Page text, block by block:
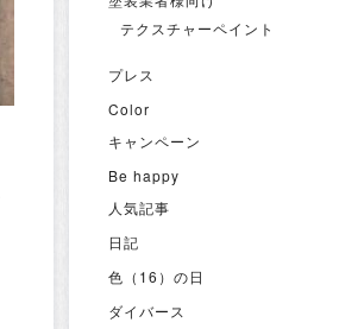
テクスチャーペイント
プレス
Color
キャンペーン
Be happy
人気記事
日記
色（16）の日
ダイバース